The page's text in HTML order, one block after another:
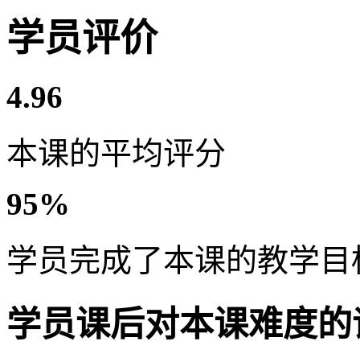
学员评价
4.96
本课的平均评分
95%
学员完成了本课的教学目
学员课后对本课难度